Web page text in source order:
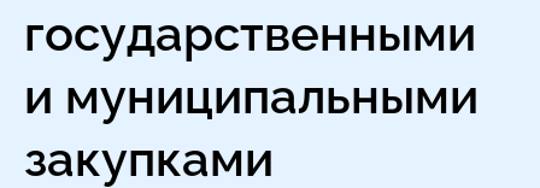
государственными
и муниципальными
закупками